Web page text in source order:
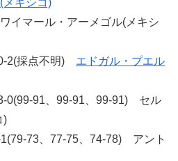
メキシコ)
マール・アーメゴル(メキシ
2(採点不明) エドガル・プエル
0(99-91、99-91、99-91) セル
)
73、77-75、74-78) アント